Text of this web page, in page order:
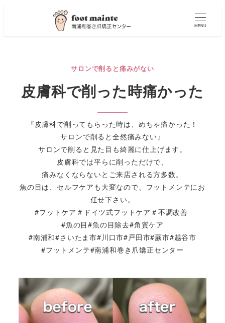
MENU
サロンで削ると痛みがない
皮膚科で削った時痛かった
『皮膚科で削ってもらった時は、めちゃ痛かった！
サロンで削ると全然痛みない』
サロンで削ると見た目も綺麗に仕上げます。
皮膚科では平らに削っただけで、
痛みなくならないとご来店される方多数。
魚の目は、セルフケアも大変なので、フットメンテにお
任せ下さい。
#フットケア＃ドイツ式フットケア＃不調改善
#魚の目#魚の目除去#角質ケア
#南浦和#さいたま市#川口市#戸田市#蕨市#越谷市
#フットメンテ#南浦和巻き爪矯正センター